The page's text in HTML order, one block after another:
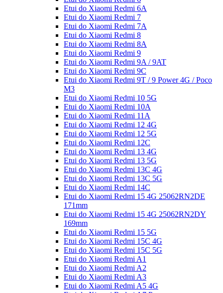
Etui do Xiaomi Redmi 6A
Etui do Xiaomi Redmi 7
Etui do Xiaomi Redmi 7A
Etui do Xiaomi Redmi 8
Etui do Xiaomi Redmi 8A
Etui do Xiaomi Redmi 9
Etui do Xiaomi Redmi 9A / 9AT
Etui do Xiaomi Redmi 9C
Etui do Xiaomi Redmi 9T / 9 Power 4G / Poco
M3
Etui do Xiaomi Redmi 10 5G
Etui do Xiaomi Redmi 10A
Etui do Xiaomi Redmi 11A
Etui do Xiaomi Redmi 12 4G
Etui do Xiaomi Redmi 12 5G
Etui do Xiaomi Redmi 12C
Etui do Xiaomi Redmi 13 4G
Etui do Xiaomi Redmi 13 5G
Etui do Xiaomi Redmi 13C 4G
Etui do Xiaomi Redmi 13C 5G
Etui do Xiaomi Redmi 14C
Etui do Xiaomi Redmi 15 4G 25062RN2DE
171mm
Etui do Xiaomi Redmi 15 4G 25062RN2DY
169mm
Etui do Xiaomi Redmi 15 5G
Etui do Xiaomi Redmi 15C 4G
Etui do Xiaomi Redmi 15C 5G
Etui do Xiaomi Redmi A1
Etui do Xiaomi Redmi A2
Etui do Xiaomi Redmi A3
Etui do Xiaomi Redmi A5 4G